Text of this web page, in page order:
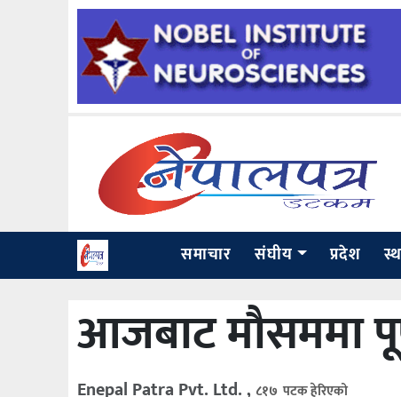
समाचार संघीय प्रदेश
आजबाट मौसममा
Enepal Patra Pvt. Ltd. , ८१७ पटक हेरिएको